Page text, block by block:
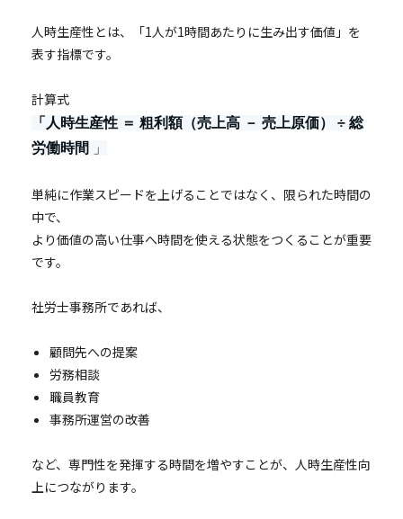
人時生産性とは、「1人が1時間あたりに生み出す価値」を
表す指標です。
計算式
「人時生産性 ＝ 粗利額（売上高 － 売上原価） ÷ 総
労働時間
」
単純に作業スピードを上げることではなく、限られた時間の
中で、
より価値の高い仕事へ時間を使える状態をつくることが重要
です。
社労士事務所であれば、
顧問先への提案
労務相談
職員教育
事務所運営の改善
など、専門性を発揮する時間を増やすことが、人時生産性向
上につながります。